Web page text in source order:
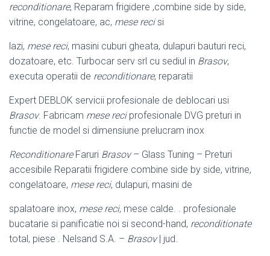
reconditionare, Reparam frigidere ,combine side by side,
vitrine, congelatoare, ac, mese recisi
lazi, mese reci, masini cuburi gheata, dulapuri bauturi reci,
dozatoare, etc. Turbocar serv srl cu sediul in Brasov,
executa operatii de reconditionare, reparatii
Expert DEBLOK servicii profesionale de deblocari usi
Brasov. Fabricam mese reciprofesionale DVG preturi in
functie de model si dimensiune prelucram inox
ReconditionareFaruri Brasov– Glass Tuning – Preturi
accesibile Reparatii frigidere combine side by side, vitrine,
congelatoare, mese reci, dulapuri, masini de
spalatoare inox, mese reci, mese calde. . profesionale
bucatarie si panificatie noi si second-hand, reconditionate
total, piese . Nelsand S.A. – Brasov| jud.